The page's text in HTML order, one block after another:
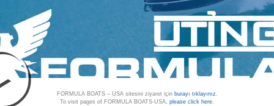
FORMULA BOATS – USA sitesini ziyaret için burayı tıklayınız .
To visit pages of FORMULA BOATS-USA, please click here.